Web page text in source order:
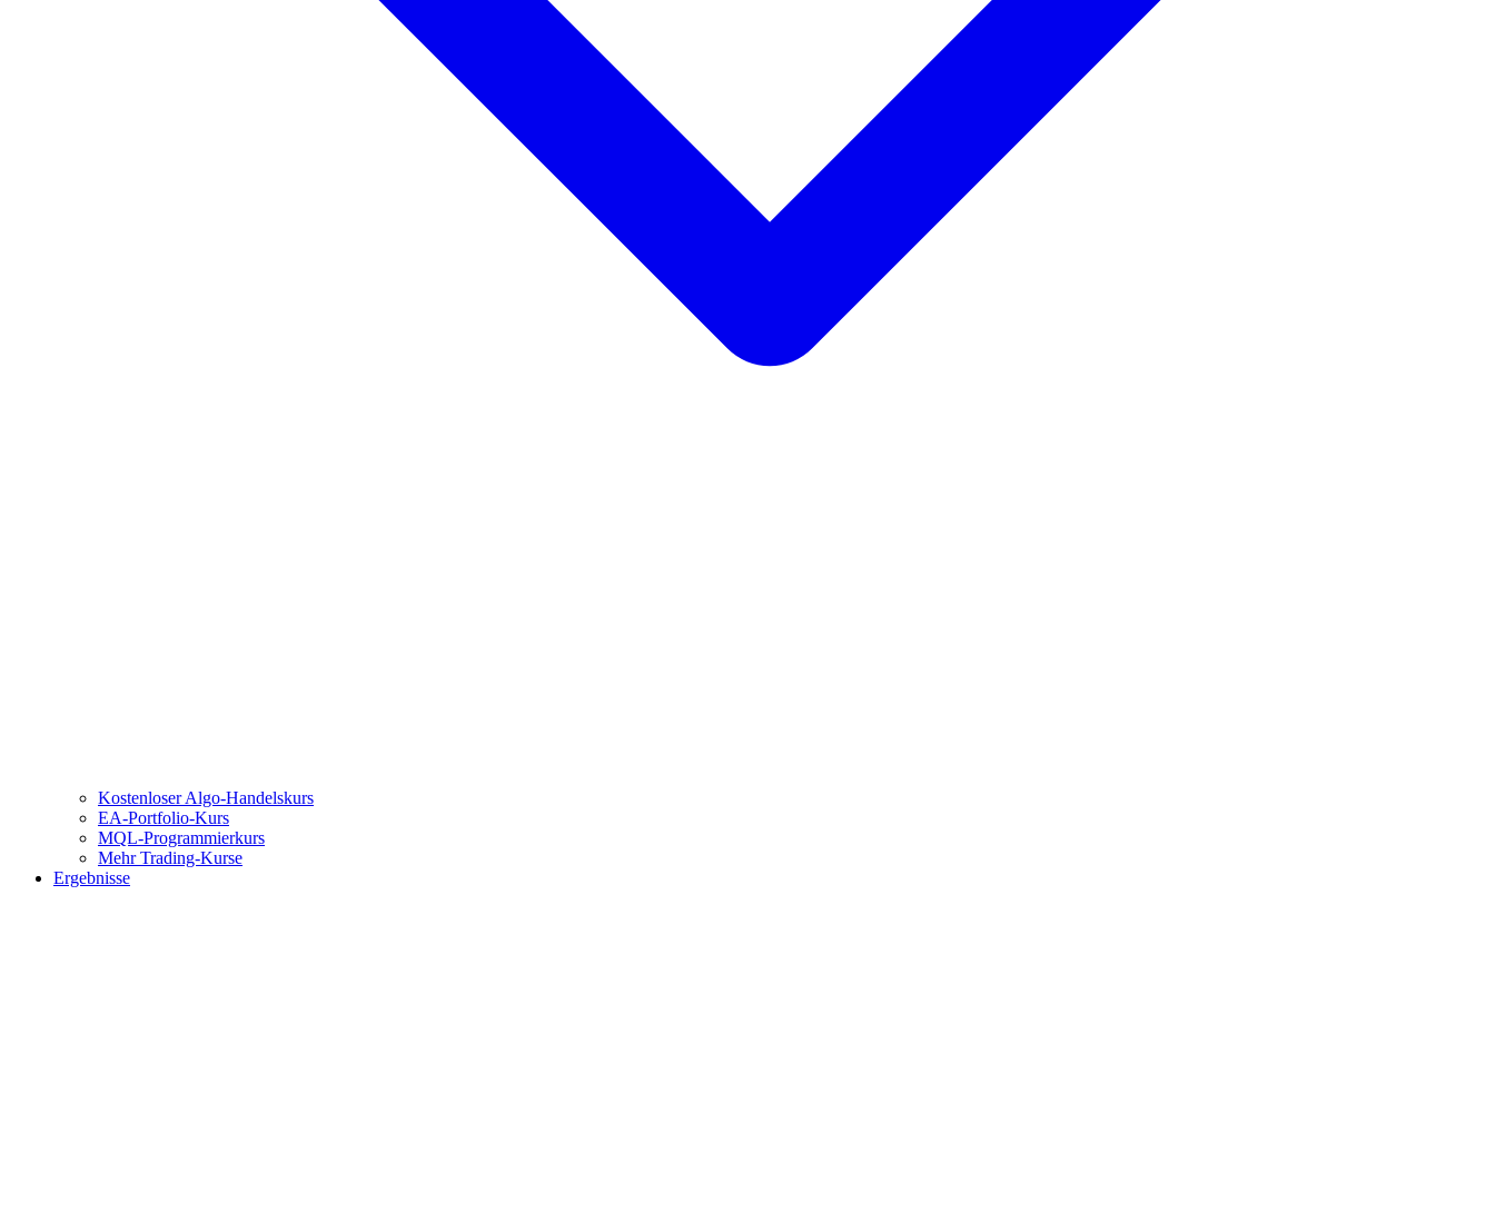
Kostenloser Algo-Handelskurs
EA-Portfolio-Kurs
MQL-Programmierkurs
Mehr Trading-Kurse
Ergebnisse